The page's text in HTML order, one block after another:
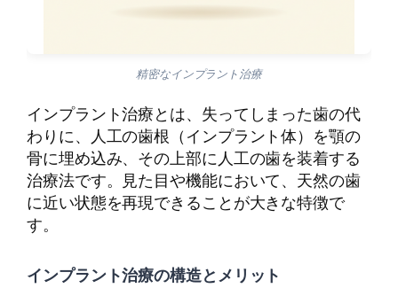
精密なインプラント治療
インプラント治療とは、失ってしまった歯の代
わりに、人工の歯根（インプラント体）を顎の
骨に埋め込み、その上部に人工の歯を装着する
治療法です。見た目や機能において、天然の歯
に近い状態を再現できることが大きな特徴で
す。
インプラント治療の構造とメリット